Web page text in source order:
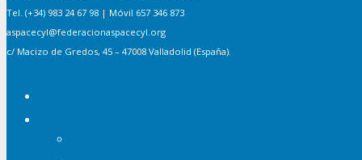
Tel. (+34) 983 24 67 98 | Móvil 657 346 873
aspacecyl@federacionaspacecyl.org
c/ Macizo de Gredos, 45 – 47008 Valladolid (España).